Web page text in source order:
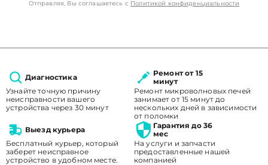
Отправляя, Вы соглашаетесь с Политикой конфиденциальности
Диагностика
Узнайте точную причину
неисправности вашего
устройства через 30 минут
Ремонт от 15
минут
Ремонт микроволновых печей
занимает от 15 минут до
нескольких дней в зависимости
от поломки
Выезд курьера
Бесплатный курьер, который
заберет неисправное
устройство в удобном месте.
Гарантия до 36
мес
На услуги и запчасти
предоставленные нашей
компанией